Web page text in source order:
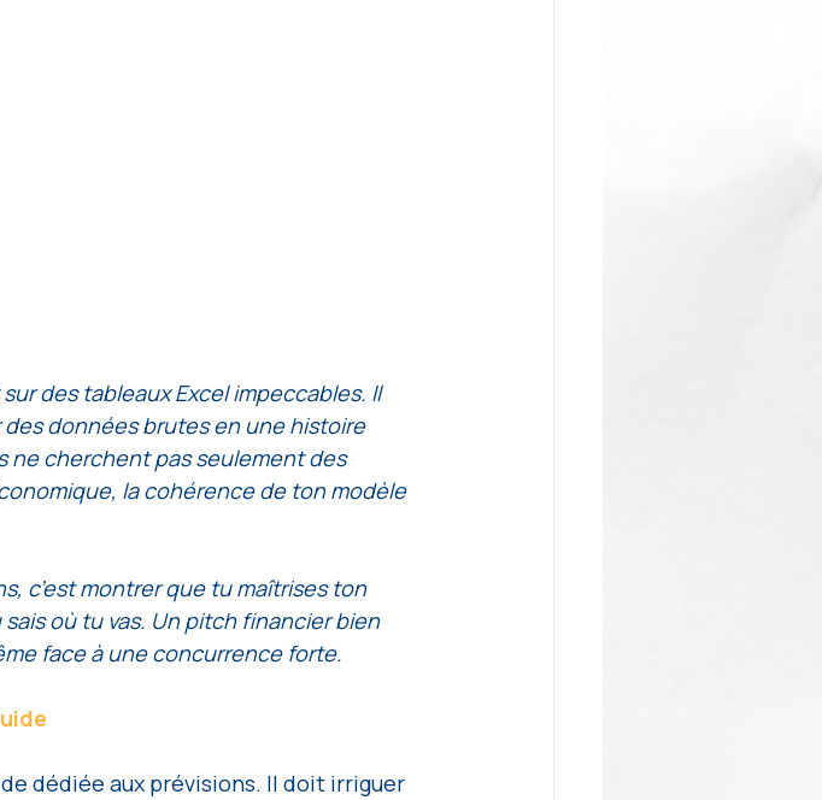
des tableaux Excel impeccables. Il
données brutes en une histoire
ne cherchent pas seulement des
la cohérence de ton modèle
c’est montrer que tu maîtrises ton
où tu vas. Un pitch financier bien
face à une concurrence forte.
dédiée aux prévisions. Il doit irriguer